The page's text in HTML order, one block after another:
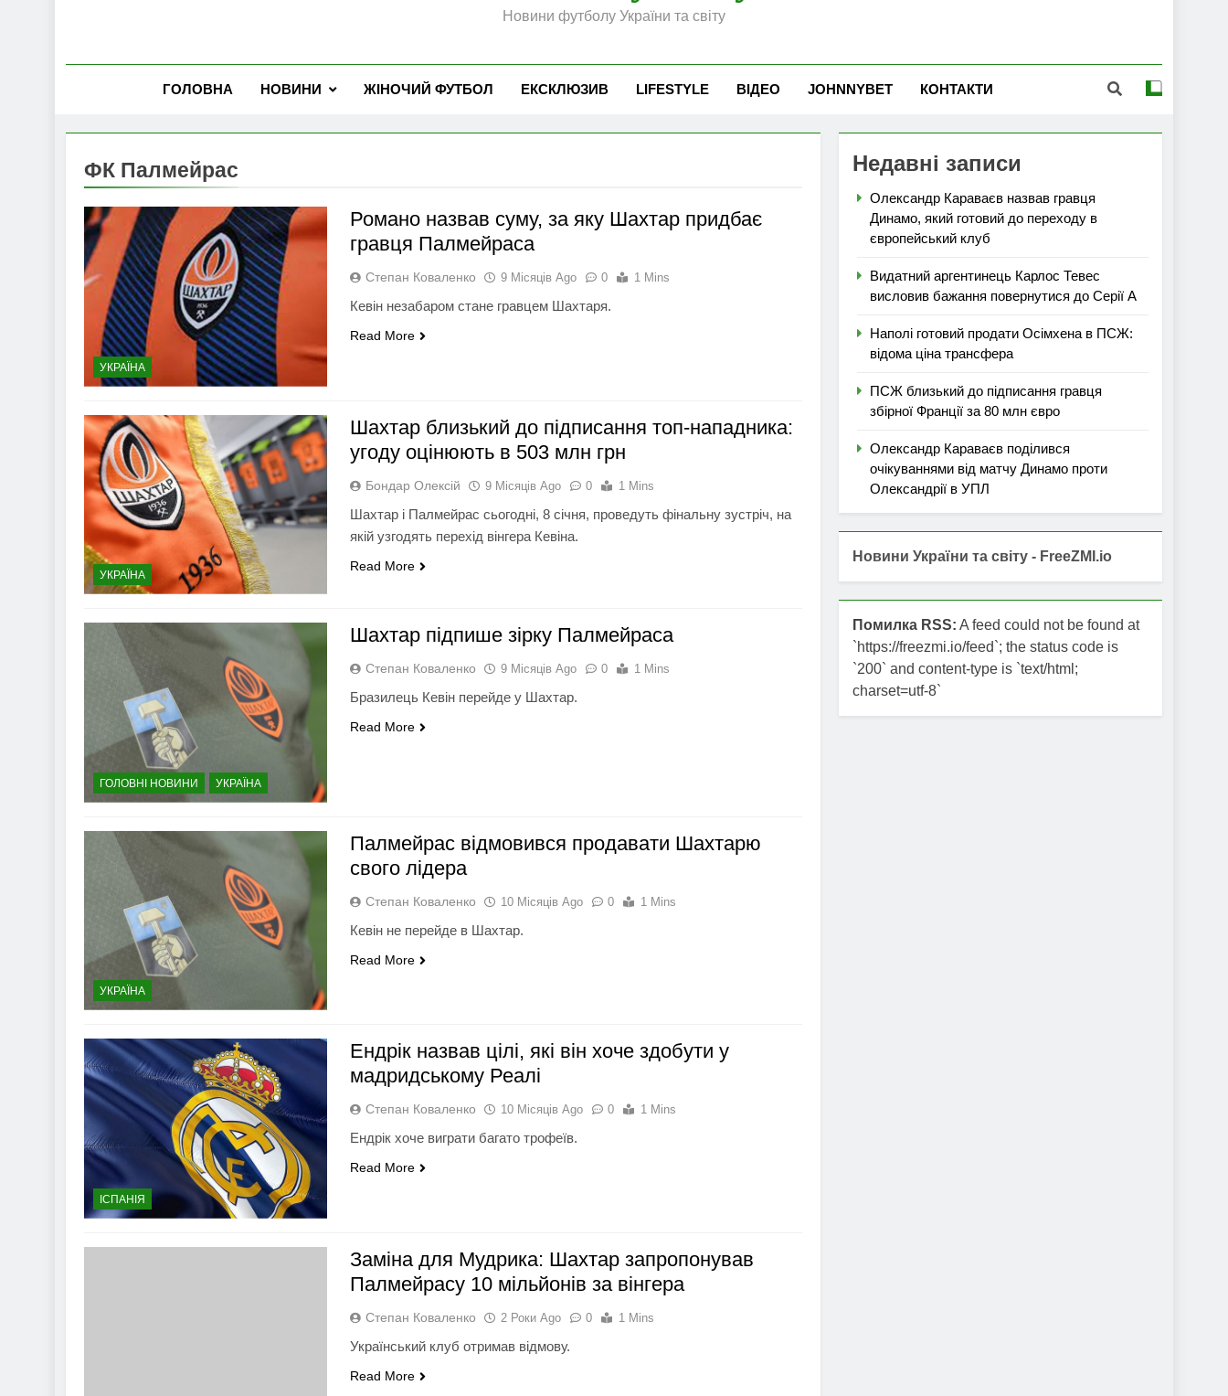
Новини футболу України та світу
ГОЛОВНА НОВИНИ ЖІНОЧИЙ ФУТБОЛ ЕКСКЛЮЗИВ LIFESTYLE ВІДЕО JOHNNYBET КОНТАКТИ
ФК Палмейрас
УКРАЇНА
Романо назвав суму, за яку Шахтар придбає
гравця Палмейраса
Степан Коваленко 9 Місяців Ago 0 1 Mins
Кевін незабаром стане гравцем Шахтаря.
Read More
УКРАЇНА
Шахтар близький до підписання топ-нападника:
угоду оцінюють в 503 млн грн
Бондар Олексій 9 Місяців Ago 0 1 Mins
Шахтар і Палмейрас сьогодні, 8 січня, проведуть фінальну зустріч, на
якій узгодять перехід вінгера Кевіна.
Read More
ГОЛОВНІ НОВИНИ УКРАЇНА
Шахтар підпише зірку Палмейраса
Степан Коваленко 9 Місяців Ago 0 1 Mins
Бразилець Кевін перейде у Шахтар.
Read More
УКРАЇНА
Палмейрас відмовився продавати Шахтарю
свого лідера
Степан Коваленко 10 Місяців Ago 0 1 Mins
Кевін не перейде в Шахтар.
Read More
ІСПАНІЯ
Ендрік назвав цілі, які він хоче здобути у
мадридському Реалі
Степан Коваленко 10 Місяців Ago 0 1 Mins
Ендрік хоче виграти багато трофеїв.
Read More
Заміна для Мудрика: Шахтар запропонував
Палмейрасу 10 мільйонів за вінгера
Степан Коваленко 2 Роки Ago 0 1 Mins
Український клуб отримав відмову.
Read More
Недавні записи
Олександр Караваєв назвав гравця
Динамо, який готовий до переходу в
європейський клуб
Видатний аргентинець Карлос Тевес
висловив бажання повернутися до Серії А
Наполі готовий продати Осімхена в ПСЖ:
відома ціна трансфера
ПСЖ близький до підписання гравця
збірної Франції за 80 млн євро
Олександр Караваєв поділився
очікуваннями від матчу Динамо проти
Олександрії в УПЛ
Новини України та світу - FreeZMI.io
Помилка RSS: A feed could not be found at
`https://freezmi.io/feed`; the status code is
`200` and content-type is `text/html;
charset=utf-8`